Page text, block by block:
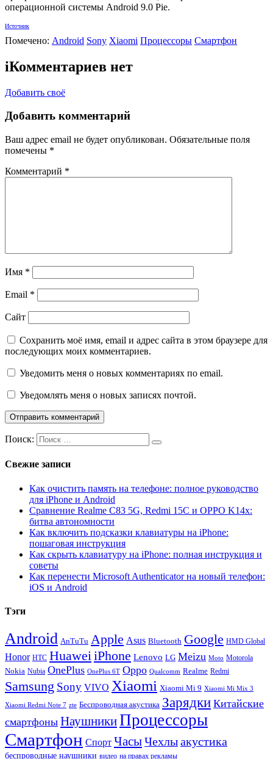
операционной системы Android 9.0 Pie.
Источник
Помечено: Android Sony Xiaomi Процессоры Смартфон
iКомментариев нет
Добавить своё
Добавить комментарий
Ваш адрес email не будет опубликован. Обязательные поля
помечены *
Комментарий *
Имя *
Email *
Сайт
Сохранить моё имя, email и адрес сайта в этом браузере для
последующих моих комментариев.
Уведомить меня о новых комментариях по email.
Уведомлять меня о новых записях почтой.
Поиск:
Свежие записи
Как очистить память на телефоне: полное руководство
для iPhone и Android
Сравнение Realme C83 5G, Redmi 15C и OPPO K14x:
битва автономности
Как включить подсказки клавиатуры на iPhone:
пошаговая инструкция
Как скрыть клавиатуру на iPhone: полная инструкция и
советы
Как перенести Microsoft Authenticator на новый телефон:
iOS и Android
Тэги
Android AnTuTu Apple Asus Bluetooth Google HMD Global
Honor HTC HuaweiiPhone Lenovo LG Meizu Moto Motorola
Nokia Nubia OnePlus OnePlus 6T Oppo Qualcomm Realme Redmi
Samsung Sony VIVO Xiaomi Xiaomi Mi 9 Xiaomi Mi Mix 3
Xiaomi Redmi Note 7 zte Беспроводная акустика Зарядки Китайские
смартфоны НаушникиПроцессоры
Смартфон Спорт ЧасыЧехлыакустика
беспроводные наушники видео на правах рекламы